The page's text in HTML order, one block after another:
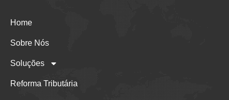
Home
Sobre Nós
Soluções
Reforma Tributária